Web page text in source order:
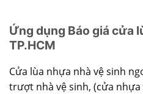
Ứng dụng Báo giá cửa
TP.HCM
Cửa lùa nhựa nhà vệ sinh
trượt nhà vệ sinh, (cửa